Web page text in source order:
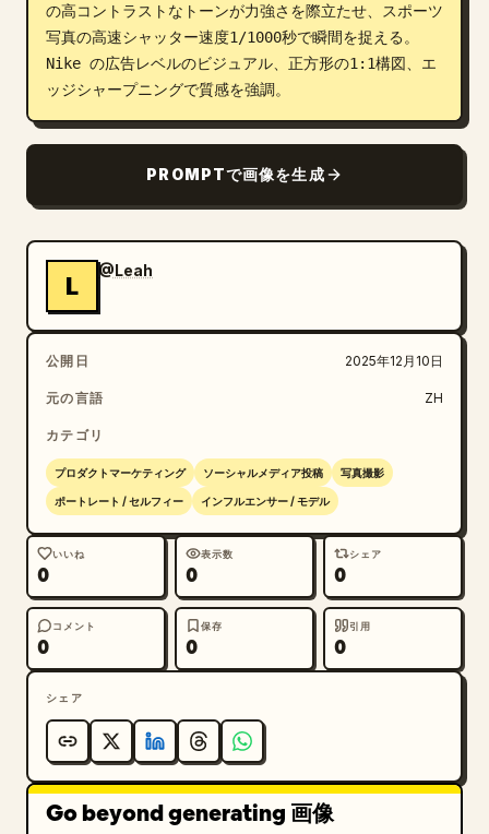
の高コントラストなトーンが力強さを際立たせ、スポーツ
写真の高速シャッター速度1/1000秒で瞬間を捉える。
Nike の広告レベルのビジュアル、正方形の1:1構図、エ
ッジシャープニングで質感を強調。
PROMPTで画像を生成
L
@Leah
公開日 2025年12月10日
元の言語 ZH
カテゴリ
プロダクトマーケティング ソーシャルメディア投稿 写真撮影
ポートレート / セルフィー インフルエンサー / モデル
いいね
0
表示数
0
シェア
0
コメント
0
保存
0
引用
0
シェア
Go beyond generating 画像